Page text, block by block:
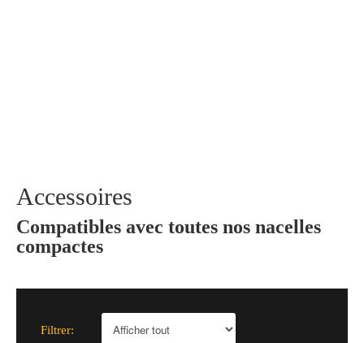
Accessoires
Compatibles avec toutes nos nacelles
compactes
Filtrer: